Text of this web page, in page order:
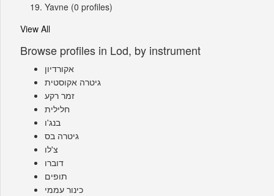
Yavne (0 profiles)
View All
Browse profiles in Lod, by instrument
אקורדיון
גיטרה אקוסטית
זמר רקע
חלילית
בנג'ו
גיטרה בס
צ'לו
דוברו
תופים
כינור עממי